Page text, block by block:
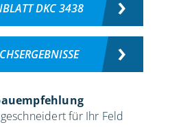
DKC 3438
für Ihr Feld